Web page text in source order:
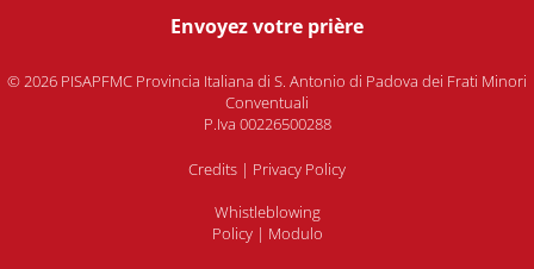
Envoyez votre prière
© 2026 PISAPFMC Provincia Italiana di S. Antonio di Padova dei Frati Minori
Conventuali
P.Iva 00226500288
Credits | Privacy Policy
Whistleblowing
Policy| Modulo